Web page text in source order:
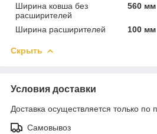
Ширина ковша без
расширителей
560 мм
Ширина расширителей 100 мм
Скрыть
Условия доставки
Доставка осуществляется только по
Самовывоз